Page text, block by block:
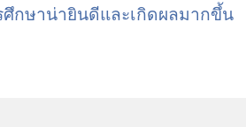
ศึกษาน่ายินดีและเกิดผลมากขึ้น